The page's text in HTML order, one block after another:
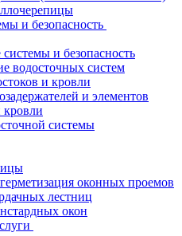
и безопасность
и безопасность
водосточных систем
и кровли
и элементов
кровли
системы
оконных проемов
лестниц
окон